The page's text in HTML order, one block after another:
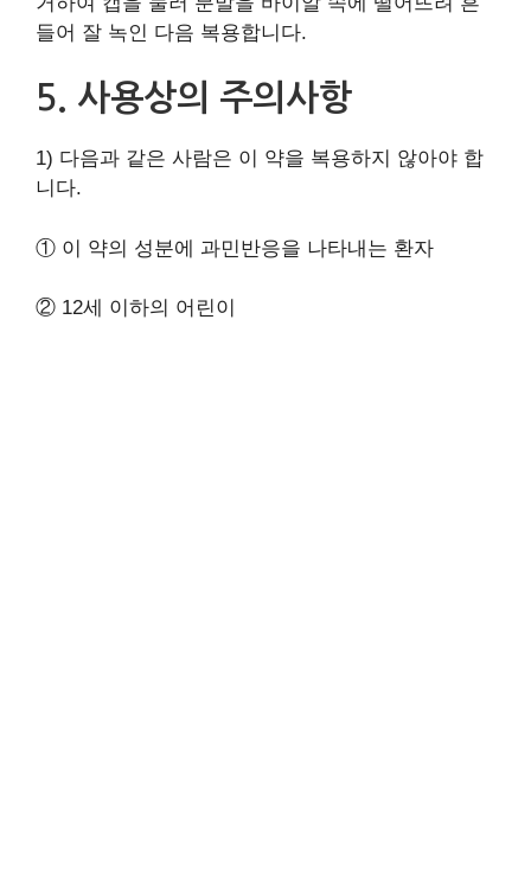
들어 잘 녹인 다음 복용합니다.
5. 사용상의 주의사항
1) 다음과 같은 사람은 이 약을 복용하지 않아야 합
니다.
① 이 약의 성분에 과민반응을 나타내는 환자
② 12세 이하의 어린이